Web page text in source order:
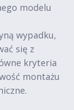
modelu
wypadku,
się z
kryteria
montażu